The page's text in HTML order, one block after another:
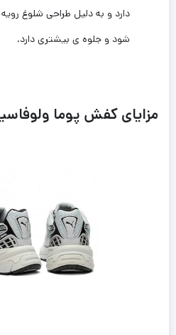
دارد‌ و به دلیل طراحی شلوغ
شود و جلوه ی بیشتری دارد.
مزایای کفش پوما